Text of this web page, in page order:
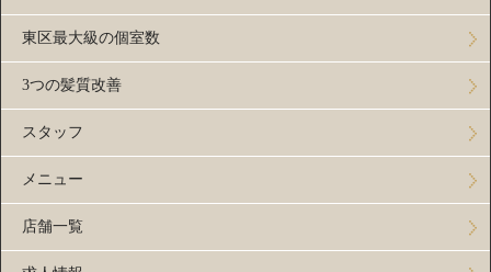
東区最大級の個室数
3つの髪質改善
スタッフ
メニュー
店舗一覧